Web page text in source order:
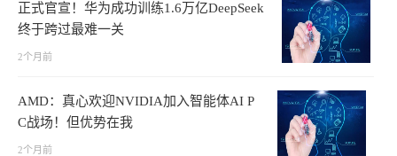
正式官宣！华为成功训练1.6万亿DeepSeek
终于跨过最难一关
2个月前
AMD：真心欢迎NVIDIA加入智能体AI P
C战场！但优势在我
2个月前